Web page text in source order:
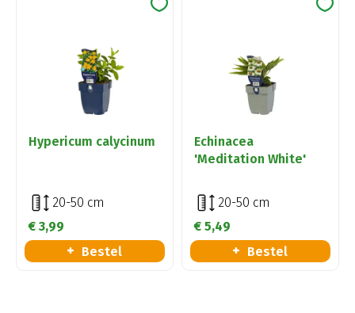
Hypericum calycinum
20-50 cm
€ 3,99
Bestel
Echinacea
'Meditation White'
20-50 cm
€ 5,49
Bestel